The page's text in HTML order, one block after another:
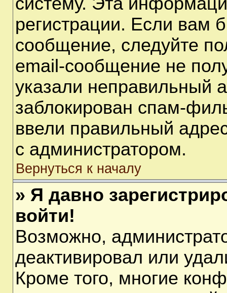
регистрации. Если вам
сообщение, следуйте
email-сообщение не
указали неправильный
заблокирован спам-
ввели правильный
с администратором.
Вернуться к началу
» Я давно
войти!
Возможно,
деактивировал или
Кроме того, многие